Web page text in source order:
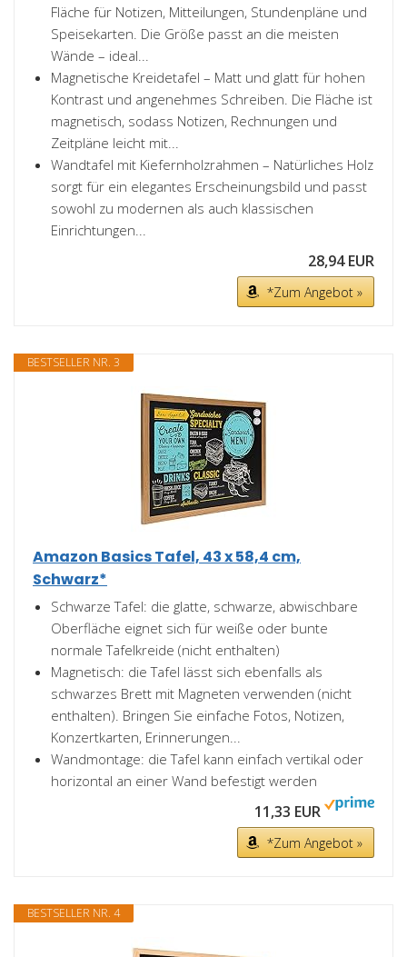
Fläche für Notizen, Mitteilungen, Stundenpläne und
Speisekarten. Die Größe passt an die meisten
Wände – ideal...
Magnetische Kreidetafel – Matt und glatt für hohen
Kontrast und angenehmes Schreiben. Die Fläche ist
magnetisch, sodass Notizen, Rechnungen und
Zeitpläne leicht mit...
Wandtafel mit Kiefernholzrahmen – Natürliches Holz
sorgt für ein elegantes Erscheinungsbild und passt
sowohl zu modernen als auch klassischen
Einrichtungen...
28,94 EUR
*Zum Angebot »
BESTSELLER NR. 3
Amazon Basics Tafel, 43 x 58,4 cm,
Schwarz*
Schwarze Tafel: die glatte, schwarze, abwischbare
Oberfläche eignet sich für weiße oder bunte
normale Tafelkreide (nicht enthalten)
Magnetisch: die Tafel lässt sich ebenfalls als
schwarzes Brett mit Magneten verwenden (nicht
enthalten). Bringen Sie einfache Fotos, Notizen,
Konzertkarten, Erinnerungen...
Wandmontage: die Tafel kann einfach vertikal oder
horizontal an einer Wand befestigt werden
11,33 EUR
*Zum Angebot »
BESTSELLER NR. 4